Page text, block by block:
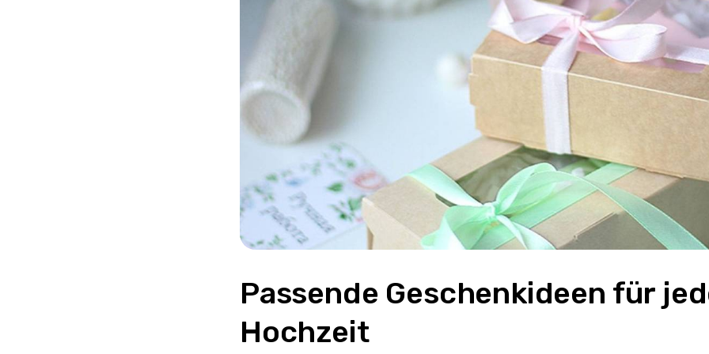
Passende Geschenkideen für
Hochzeit